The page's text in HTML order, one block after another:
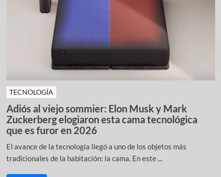
TECNOLOGÍA
Adiós al viejo sommier: Elon Musk y Mark
Zuckerberg elogiaron esta cama tecnológica
que es furor en 2026
El avance de la tecnología llegó a uno de los objetos más
tradicionales de la habitación: la cama. En este ...